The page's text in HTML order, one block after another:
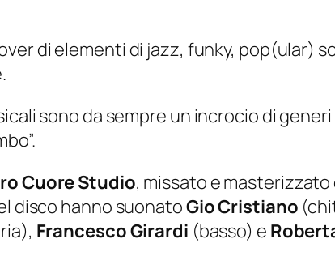
di elementi di jazz, funky, pop(ular)
sono da sempre un incrocio di
Cuore Studio, missato e masterizzato
disco hanno suonatoGio Cristiano
Francesco Girardi (basso) e